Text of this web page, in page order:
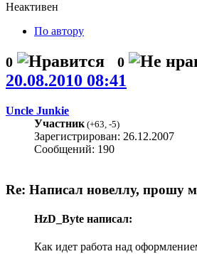
Неактивен
По автору
0 0
20.08.2010 08:41
Uncle Junkie
Участник (+63 -5)
Зарегистрирован: 26.12.2007
Сообщений: 190
Re: Написал новеллу, прошу
HzD_Byte написал:
Как идет работа над